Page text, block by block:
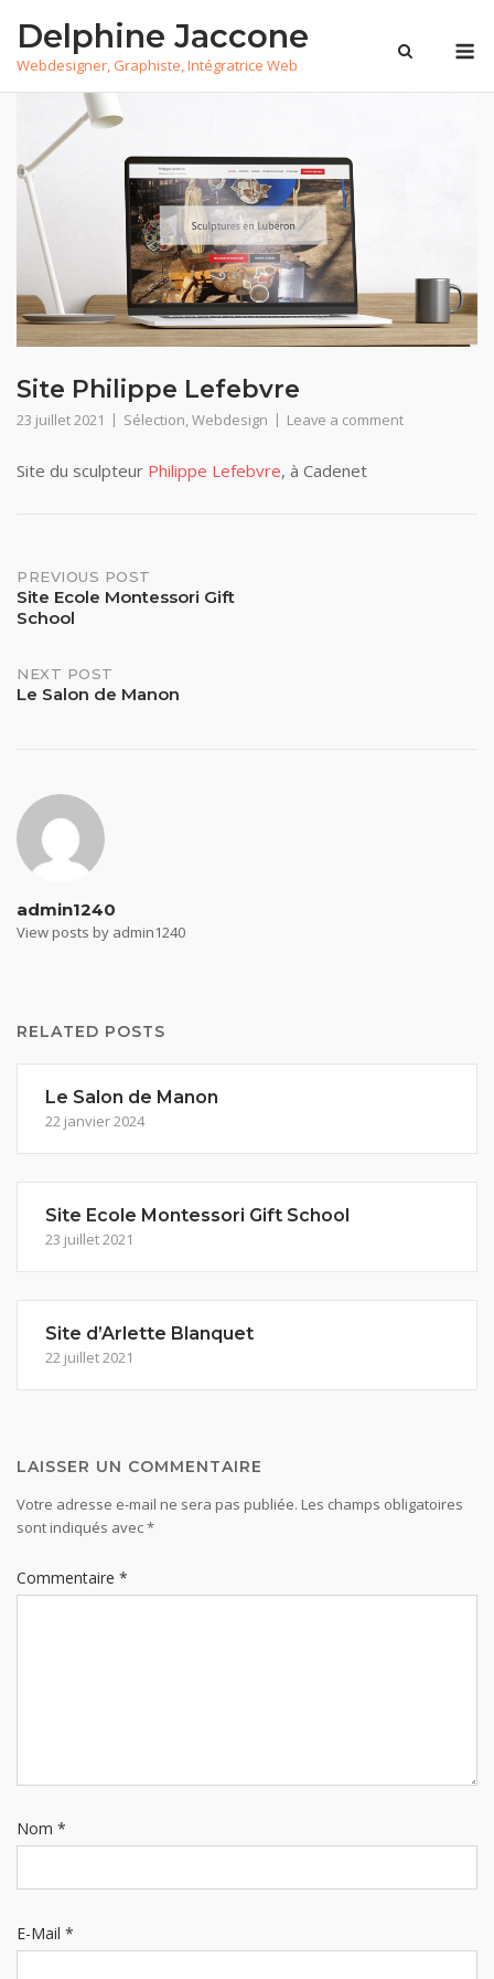
content
Delphine Jaccone
Webdesigner, Graphiste, Intégratrice Web
Site Philippe Lefebvre
23 juillet 2021 Sélection,Webdesign Leave a comment
Site du sculpteur Philippe Lefebvre, à Cadenet
Post
navigation
PREVIOUS POST
Site Ecole Montessori Gift
School
NEXT POST
Le Salon de Manon
admin1240
View posts by admin1240
RELATED POSTS
Le Salon de Manon
22 janvier 2024
Site Ecole Montessori Gift School
23 juillet 2021
Site d’Arlette Blanquet
22 juillet 2021
LAISSER UN COMMENTAIRE
Votre adresse e-mail ne sera pas publiée. Les champs obligatoires
sont indiqués avec*
Commentaire *
Nom *
E-Mail *